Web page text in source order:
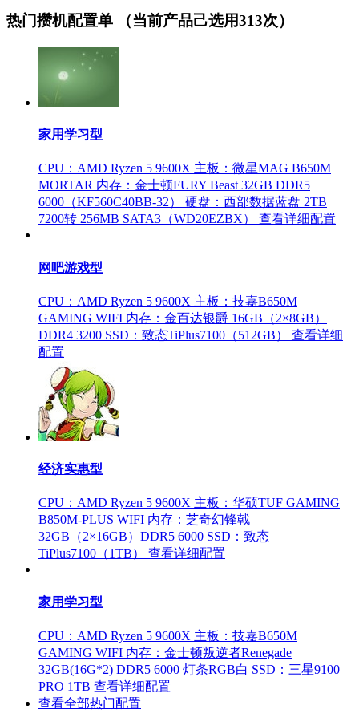
热门攒机配置单 （当前产品己选用313次）
家用学习型
CPU：AMD Ryzen 5 9600X 主板：微星MAG B650M
MORTAR 内存：金士顿FURY Beast 32GB DDR5
6000（KF560C40BB-32）
硬盘：西部数据蓝盘 2TB
7200转 256MB SATA3（WD20EZBX）
查看详细配置
网吧游戏型
CPU：AMD Ryzen 5 9600X 主板：技嘉B650M
GAMING WIFI 内存：金百达银爵 16GB（2×8GB）
DDR4 3200 SSD：致态TiPlus7100（512GB）
查看详细
配置
经济实惠型
CPU：AMD Ryzen 5 9600X 主板：华硕TUF GAMING
B850M-PLUS WIFI 内存：芝奇幻锋戟
32GB（2×16GB）DDR5 6000 SSD：致态
TiPlus7100（1TB）
查看详细配置
家用学习型
CPU：AMD Ryzen 5 9600X 主板：技嘉B650M
GAMING WIFI 内存：金士顿叛逆者Renegade
32GB(16G*2) DDR5 6000 灯条RGB白 SSD：三星9100
PRO 1TB 查看详细配置
查看全部热门配置